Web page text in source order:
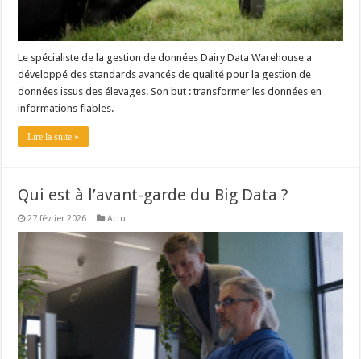
Le spécialiste de la gestion de données Dairy Data Warehouse a
développé des standards avancés de qualité pour la gestion de
données issus des élevages. Son but : transformer les données en
informations fiables.
Lire la suite »
Qui est à l’avant-garde du Big Data ?
27 février 2026 Actu